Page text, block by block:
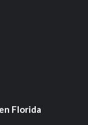
Florida